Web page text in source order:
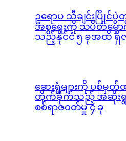
ဥရောပ သီချင်းပြိုင်ပွဲ
အစ္စရေးကို သပိတ်မှေ
သည့်နိုင်ငံ ၅ ခုအထိ ရှိ
ဆေးရုံများကို ပစ်မှတ်
တိုက်ခိုက်သည့် အဆိုးရွ
စစ်ရာဇ၀တ်မှု ၄ ခု